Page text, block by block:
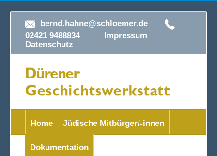
bernd.hahne@schloemer.de
02421 9488834 Impressum
Datenschutz
Home Jüdische Mitbürger/-innen
Dokumentation